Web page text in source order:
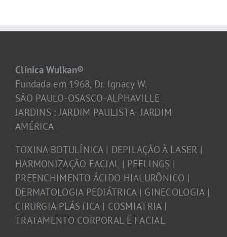
Clínica Wulkan®
Fundada em 1968, Dr. Ignacy W.
SÃO PAULO-OSASCO-ALPHAVILLE
JARDINS : JARDIM PAULISTA- JARDIM
AMÉRICA
TOXINA BOTULÍNICA | DEPILAÇÃO À LASER |
HARMONIZAÇÃO FACIAL | PEELINGS |
PREENCHIMENTO ÁCIDO HIALURÔNICO |
DERMATOLOGIA PEDIÁTRICA | GINECOLOGIA |
CIRURGIA PLÁSTICA | COSMIATRIA |
TRATAMENTO CORPORAL E FACIAL